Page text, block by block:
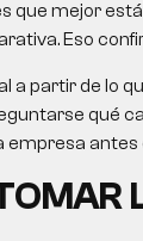
que mejor
Eso
a partir de lo
qué
empresa antes